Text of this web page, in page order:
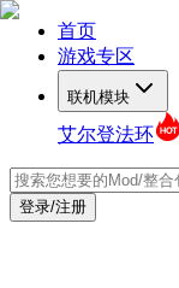
首页
游戏专区
联机模块
艾尔登法环
登录/注册